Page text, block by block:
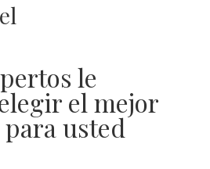
le
el mejor
usted